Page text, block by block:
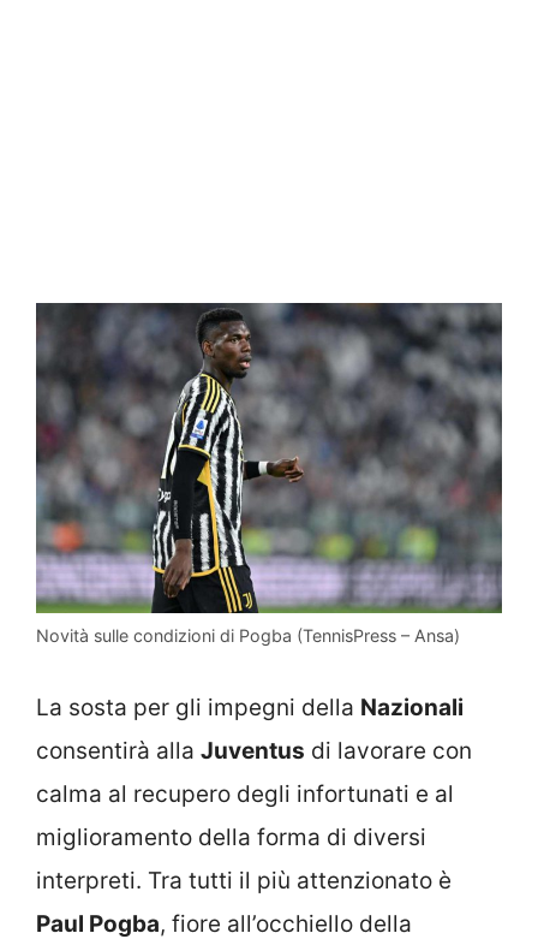
Novità sulle condizioni di Pogba (TennisPress – Ansa)
La sosta per gli impegni della Nazionali
consentirà alla Juventus di lavorare con
calma al recupero degli infortunati e al
miglioramento della forma di diversi
interpreti. Tra tutti il più attenzionato è
Paul Pogba, fiore all’occhiello della